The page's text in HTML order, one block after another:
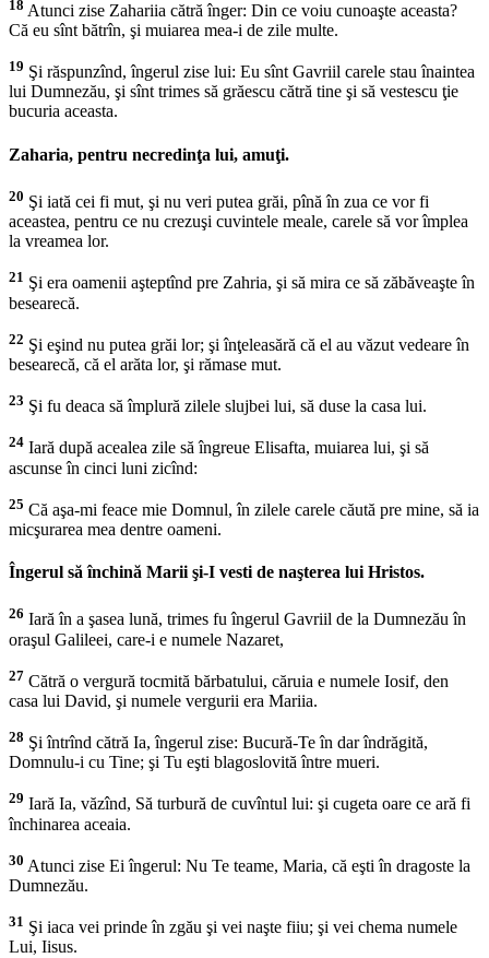
18 Atunci zise Zahariia cătră înger: Din ce voiu cunoaşte aceasta?
Că eu sînt bătrîn, şi muiarea mea-i de zile multe.
19 Şi răspunzînd, îngerul zise lui: Eu sînt Gavriil carele stau înaintea
lui Dumnezău, şi sînt trimes să grăescu cătră tine şi să vestescu ţie
bucuria aceasta.
Zaharia, pentru necredinţa lui, amuţi.
20 Şi iată cei fi mut, şi nu veri putea grăi, pînă în zua ce vor fi
aceastea, pentru ce nu crezuşi cuvintele meale, carele să vor împlea
la vreamea lor.
21 Şi era oamenii aşteptînd pre Zahria, şi să mira ce să zăbăveaşte în
besearecă.
22 Şi eşind nu putea grăi lor; şi înţeleasără că el au văzut vedeare în
besearecă, că el arăta lor, şi rămase mut.
23 Şi fu deaca să împlură zilele slujbei lui, să duse la casa lui.
24 Iară după acealea zile să îngreue Elisafta, muiarea lui, şi să
ascunse în cinci luni zicînd:
25 Că aşa-mi feace mie Domnul, în zilele carele căută pre mine, să ia
micşurarea mea dentre oameni.
Îngerul să închină Marii şi-I vesti de naşterea lui Hristos.
26 Iară în a şasea lună, trimes fu îngerul Gavriil de la Dumnezău în
oraşul Galileei, care-i e numele Nazaret,
27 Cătră o vergură tocmită bărbatului, căruia e numele Iosif, den
casa lui David, şi numele vergurii era Mariia.
28 Şi întrînd cătră Ia, îngerul zise: Bucură-Te în dar îndrăgită,
Domnulu-i cu Tine; şi Tu eşti blagoslovită între mueri.
29 Iară Ia, văzînd, Să turbură de cuvîntul lui: şi cugeta oare ce ară fi
închinarea aceaia.
30 Atunci zise Ei îngerul: Nu Te teame, Maria, că eşti în dragoste la
Dumnezău.
31 Şi iaca vei prinde în zgău şi vei naşte fiiu; şi vei chema numele
Lui, Iisus.